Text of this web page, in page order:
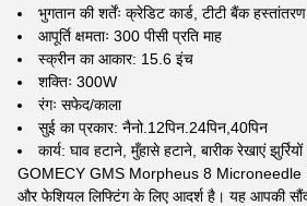
भुगतान की शर्तेंः क्रेडिट कार्ड, टीटी बैंक हस्तांतरण
आपूर्ति क्षमताः 300 पीसी प्रति माह
स्क्रीन का आकार: 15.6 इंच
शक्तिः 300W
रंगः सफेद/काला
सुई का प्रकार: नैनो.12पिन.24पिन,40पिन
कार्य: घाव हटाने, मुँहासे हटाने, बारीक रेखाएं
GOMECY GMS Morpheus 8 Microneedle
और फेशियल लिफ्टिंग के लिए आदर्श है। यह आपकी